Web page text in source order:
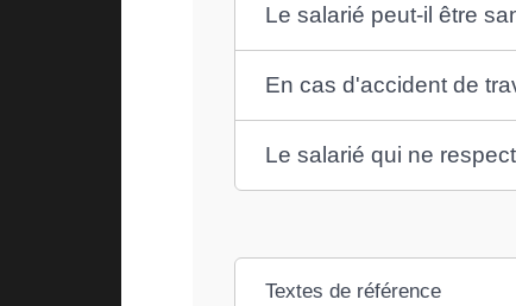
Le salarié peut-il être
En cas d'accident de
Le salarié qui ne
Textes de référence